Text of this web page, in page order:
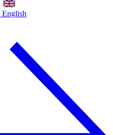
English